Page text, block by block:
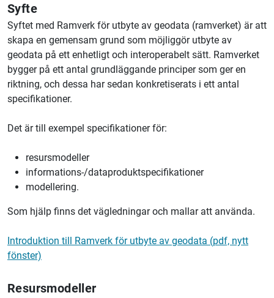
Syfte
Syftet med Ramverk för utbyte av geodata (ramverket) är att
skapa en gemensam grund som möjliggör utbyte av
geodata på ett enhetligt och interoperabelt sätt. Ramverket
bygger på ett antal grundläggande principer som ger en
riktning, och dessa har sedan konkretiserats i ett antal
specifikationer.
Det är till exempel specifikationer för:
resursmodeller
informations-/dataproduktspecifikationer
modellering.
Som hjälp finns det vägledningar och mallar att använda.
Introduktion till Ramverk för utbyte av geodata (pdf, nytt
fönster)
Resursmodeller